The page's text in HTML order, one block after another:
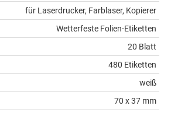
für Laserdrucker, Farblaser, Kopierer
Wetterfeste Folien-Etiketten
20 Blatt
480 Etiketten
weiß
70 x 37 mm